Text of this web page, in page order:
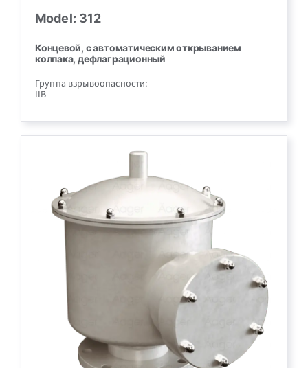
Model: 312
Концевой, с автоматическим открыванием
колпака, дефлаграционный
Группа взрывоопасности:
IIB